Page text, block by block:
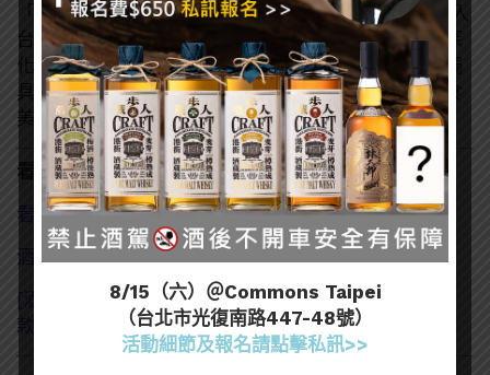
「義大利製造（Made in Italy）」的精湛工藝無縫融入
台灣市場。本次展會不僅是一場味覺盛宴，更是一個深
化台義雙邊經貿交流的雙贏平台，期盼未來能有更多獨
具魅力的特色佳釀與頂級食材引進台灣，讓義大利飲食
美學在台灣持續生根發芽。
看了這篇的人也看了：
看了好想喝~9部酒迷必看漫畫推薦!
酒也會暈船！為何經過長途運送需要休息靜置？
[酒類知識]盤點6種與生蠔超級搭配的酒款，你試過幾
款？
8/15（六）＠Commons Taipei
（台北市光復南路447-48號）
活動細節及報名請點擊私訊>>